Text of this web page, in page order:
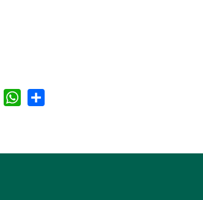
PinterestWhatsApp